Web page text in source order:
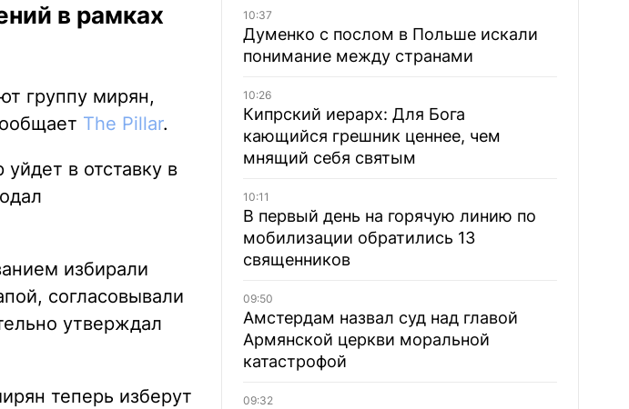
в рамках
группу мирян,
The Pillar.
в отставку в
избирали
согласовывали
утверждал
теперь изберут
10:37
Думенко с послом в Польше искали
понимание между странами
10:26
Кипрский иерарх: Для Бога
кающийся грешник ценнее, чем
мнящий себя святым
10:11
В первый день на горячую линию по
мобилизации обратились 13
священников
09:50
Амстердам назвал суд над главой
Армянской церкви моральной
катастрофой
09:32